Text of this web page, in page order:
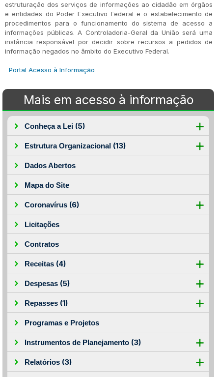
estruturação dos serviços de informações ao cidadão em órgãos
e entidades do Poder Executivo Federal e o estabelecimento de
procedimentos para o funcionamento do sistema de acesso a
informações públicas. A Controladoria-Geral da União será uma
instância responsável por decidir sobre recursos a pedidos de
informação negados no âmbito do Executivo Federal.
Portal Acesso à Informação
Mais em acesso à informação
Conheça a Lei (5)
Estrutura Organizacional (13)
Dados Abertos
Mapa do Site
Coronavírus (6)
Licitações
Contratos
Receitas (4)
Despesas (5)
Repasses (1)
Programas e Projetos
Instrumentos de Planejamento (3)
Relatórios (3)